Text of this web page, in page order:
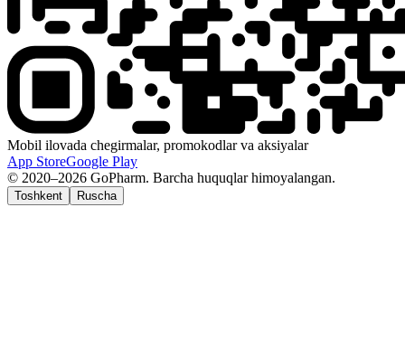
Mobil ilovada chegirmalar, promokodlar va aksiyalar
App StoreGoogle Play
© 2020–2026 GoPharm. Barcha huquqlar himoyalangan.
Toshkent Ruscha